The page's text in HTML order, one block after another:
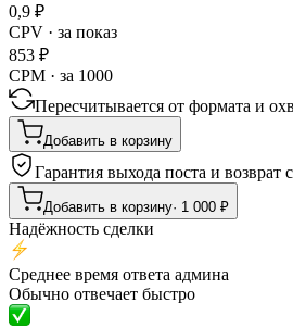
0,9 ₽
CPV · за показ
853 ₽
CPM · за 1000
Пересчитывается от формата и
Добавить в корзину
Гарантия выхода поста и возврат
Добавить в корзину· 1 000 ₽
Надёжность сделки
Среднее время ответа админа
Обычно отвечает быстро